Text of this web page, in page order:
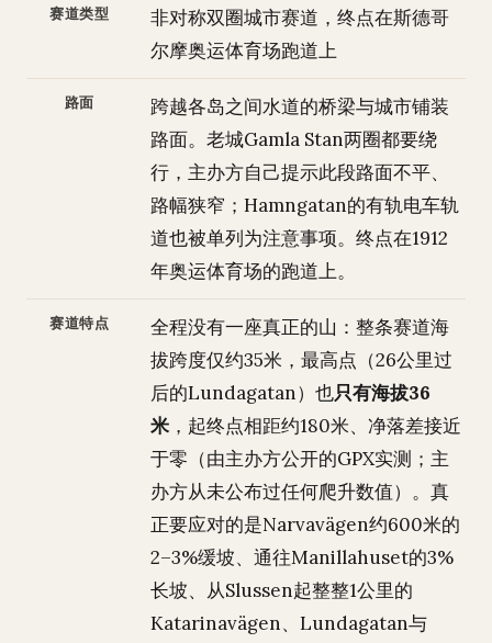
赛道类型
非对称双圈城市赛道，终点在斯德哥
尔摩奥运体育场跑道上
路面
跨越各岛之间水道的桥梁与城市铺装
路面。老城Gamla Stan两圈都要绕
行，主办方自己提示此段路面不平、
路幅狭窄；Hamngatan的有轨电车轨
道也被单列为注意事项。终点在1912
年奥运体育场的跑道上。
赛道特点
全程没有一座真正的山：整条赛道海
拔跨度仅约35米，最高点（26公里过
后的Lundagatan）也只有海拔36
米 ，起终点相距约180米、净落差接近
于零（由主办方公开的GPX实测；主
办方从未公布过任何爬升数值）。真
正要应对的是Narvavägen约600米的
2–3%缓坡、通往Manillahuset的3%
长坡、从Slussen起整整1公里的
Katarinavägen、Lundagatan与